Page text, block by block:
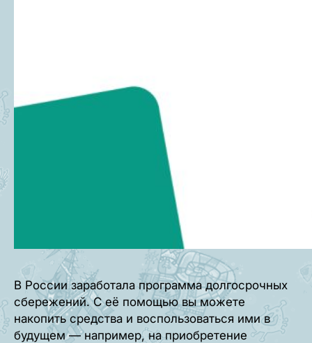
В России заработала программа долгосрочных
сбережений. С её помощью вы можете
накопить средства и воспользоваться ими в
будущем — например, на приобретение